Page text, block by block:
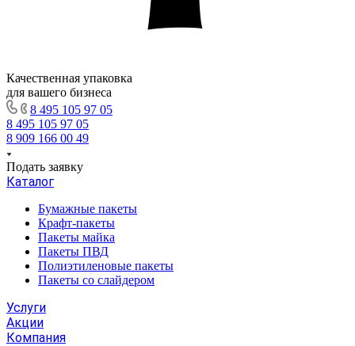
Качественная упаковка
для вашего бизнеса
8 495 105 97 05
8 495 105 97 05
8 909 166 00 49
Подать заявку
Каталог
Бумажные пакеты
Крафт-пакеты
Пакеты майка
Пакеты ПВД
Полиэтиленовые пакеты
Пакеты со слайдером
Услуги
Акции
Компания